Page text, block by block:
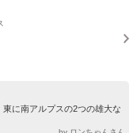
に南アルプスの2つの雄大な